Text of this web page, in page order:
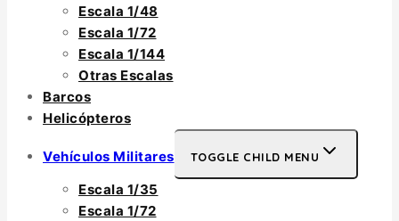
Escala 1/48
Escala 1/72
Escala 1/144
Otras Escalas
Barcos
Helicópteros
Vehículos Militares TOGGLE CHILD MENU
Escala 1/35
Escala 1/72